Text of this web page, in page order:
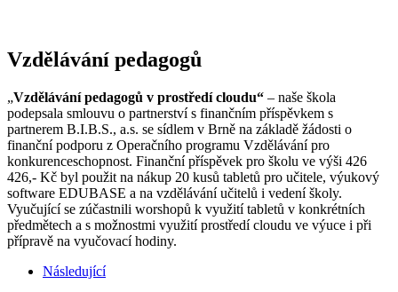
Vzdělávání pedagogů
„Vzdělávání pedagogů v prostředí cloudu“ – naše škola
podepsala smlouvu o partnerství s finančním příspěvkem s
partnerem B.I.B.S., a.s. se sídlem v Brně na základě žádosti o
finanční podporu z Operačního programu Vzdělávání pro
konkurenceschopnost. Finanční příspěvek pro školu ve výši 426
426,- Kč byl použit na nákup 20 kusů tabletů pro učitele, výukový
software EDUBASE a na vzdělávání učitelů i vedení školy.
Vyučující se zúčastnili worshopů k využití tabletů v konkrétních
předmětech a s možnostmi využití prostředí cloudu ve výuce i při
přípravě na vyučovací hodiny.
Následující